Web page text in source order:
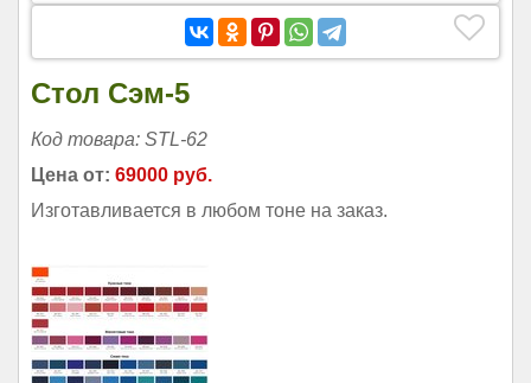
Стол Сэм-5
Код товара: STL-62
Цена от: 69000 руб.
Изготавливается в любом тоне на заказ.